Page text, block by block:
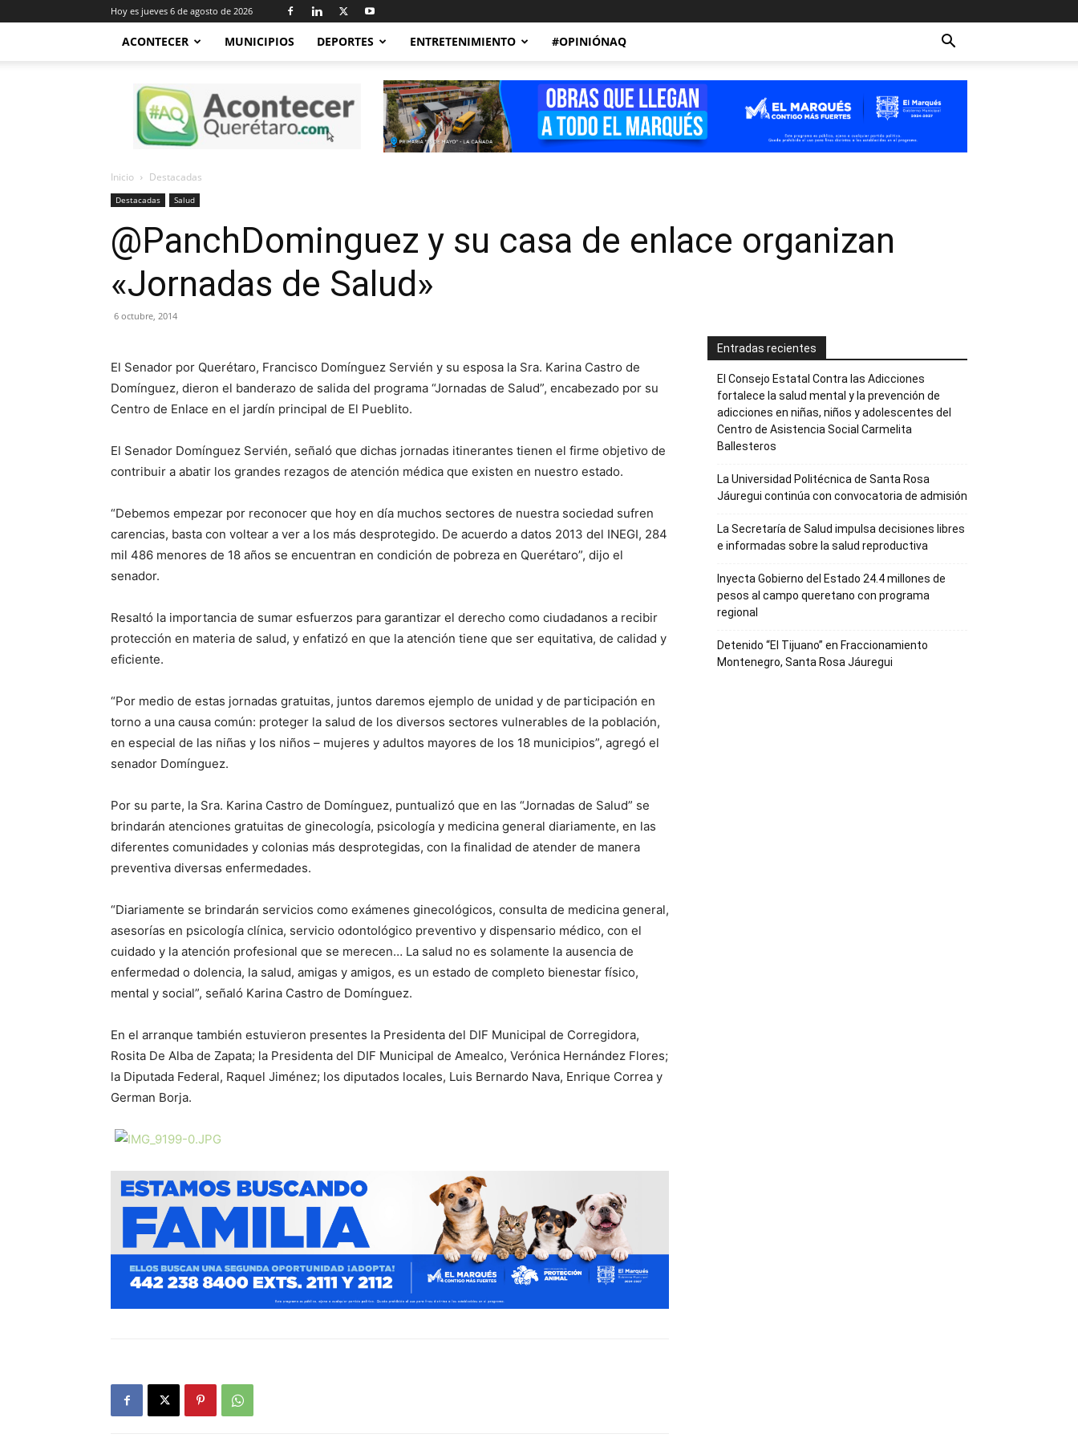
Hoy es jueves 6 de agosto de 2026
ACONTECER MUNICIPIOS DEPORTES ENTRETENIMIENTO #OPINIÓNAQ
Acontecer
Querétaro
Inicio Destacadas
Destacadas Salud
@PanchDominguez y su casa de enlace organizan
«Jornadas de Salud»
6 octubre, 2014
El Senador por Querétaro, Francisco Domínguez Servién y su esposa la Sra. Karina Castro de
Domínguez, dieron el banderazo de salida del programa “Jornadas de Salud”, encabezado por su
Centro de Enlace en el jardín principal de El Pueblito.
El Senador Domínguez Servién, señaló que dichas jornadas itinerantes tienen el firme objetivo de
contribuir a abatir los grandes rezagos de atención médica que existen en nuestro estado.
“Debemos empezar por reconocer que hoy en día muchos sectores de nuestra sociedad sufren
carencias, basta con voltear a ver a los más desprotegido. De acuerdo a datos 2013 del INEGI, 284
mil 486 menores de 18 años se encuentran en condición de pobreza en Querétaro”, dijo el
senador.
Resaltó la importancia de sumar esfuerzos para garantizar el derecho como ciudadanos a recibir
protección en materia de salud, y enfatizó en que la atención tiene que ser equitativa, de calidad y
eficiente.
“Por medio de estas jornadas gratuitas, juntos daremos ejemplo de unidad y de participación en
torno a una causa común: proteger la salud de los diversos sectores vulnerables de la población,
en especial de las niñas y los niños – mujeres y adultos mayores de los 18 municipios”, agregó el
senador Domínguez.
Por su parte, la Sra. Karina Castro de Domínguez, puntualizó que en las “Jornadas de Salud” se
brindarán atenciones gratuitas de ginecología, psicología y medicina general diariamente, en las
diferentes comunidades y colonias más desprotegidas, con la finalidad de atender de manera
preventiva diversas enfermedades.
“Diariamente se brindarán servicios como exámenes ginecológicos, consulta de medicina general,
asesorías en psicología clínica, servicio odontológico preventivo y dispensario médico, con el
cuidado y la atención profesional que se merecen… La salud no es solamente la ausencia de
enfermedad o dolencia, la salud, amigas y amigos, es un estado de completo bienestar físico,
mental y social”, señaló Karina Castro de Domínguez.
En el arranque también estuvieron presentes la Presidenta del DIF Municipal de Corregidora,
Rosita De Alba de Zapata; la Presidenta del DIF Municipal de Amealco, Verónica Hernández Flores;
la Diputada Federal, Raquel Jiménez; los diputados locales, Luis Bernardo Nava, Enrique Correa y
German Borja.
Entradas recientes
El Consejo Estatal Contra las Adicciones
fortalece la salud mental y la prevención de
adicciones en niñas, niños y adolescentes del
Centro de Asistencia Social Carmelita
Ballesteros
La Universidad Politécnica de Santa Rosa
Jáuregui continúa con convocatoria de admisión
La Secretaría de Salud impulsa decisiones libres
e informadas sobre la salud reproductiva
Inyecta Gobierno del Estado 24.4 millones de
pesos al campo queretano con programa
regional
Detenido “El Tijuano” en Fraccionamiento
Montenegro, Santa Rosa Jáuregui